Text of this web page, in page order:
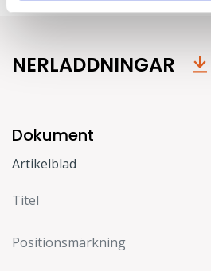
NERLADDNINGAR
Dokument
Artikelblad